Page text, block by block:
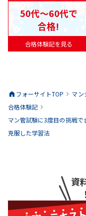
合格体験記を見る
50代〜60代で
合格!
フォーサイトTOP マン
合格体験記
マン管試験に3度目の挑戦
克服した学習法
資